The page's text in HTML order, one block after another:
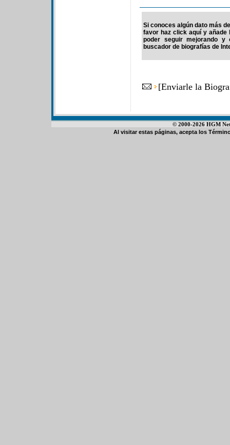
Si conoces algún dato más
favor haz click aquí y
poder seguir mejorando y
buscador de biografías de
[Enviarle la
© 2000-2026 HGM
Al visitar estas páginas, acepta los